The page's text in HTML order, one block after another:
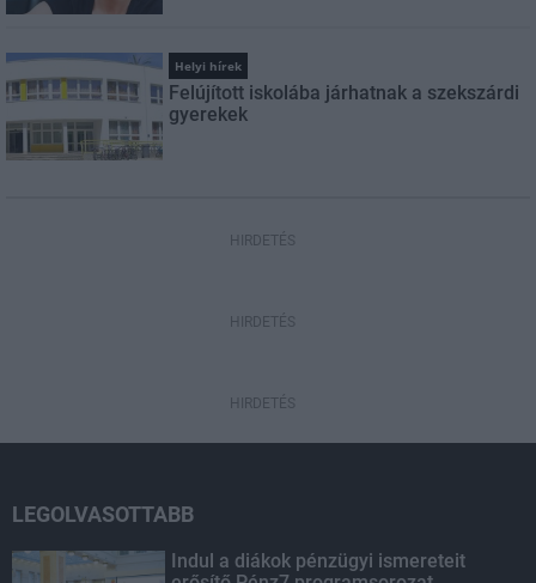
Helyi hírek
Felújított iskolába járhatnak a szekszárdi
gyerekek
HIRDETÉS
HIRDETÉS
HIRDETÉS
LEGOLVASOTTABB
Indul a diákok pénzügyi ismereteit